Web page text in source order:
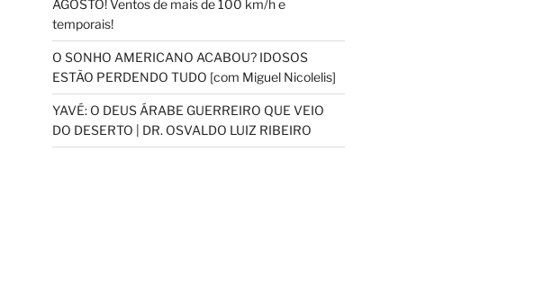
AGOSTO! Ventos de mais de 100 km/h e
temporais!
O SONHO AMERICANO ACABOU? IDOSOS
ESTÃO PERDENDO TUDO [com Miguel Nicolelis]
YAVÉ: O DEUS ÁRABE GUERREIRO QUE VEIO
DO DESERTO | DR. OSVALDO LUIZ RIBEIRO